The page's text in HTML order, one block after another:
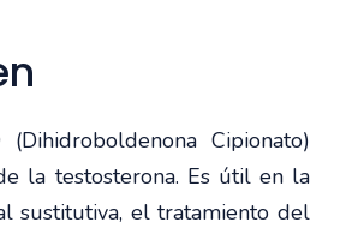
Cipionato)
la testosterona. Es útil en la
sustitutiva, el tratamiento del